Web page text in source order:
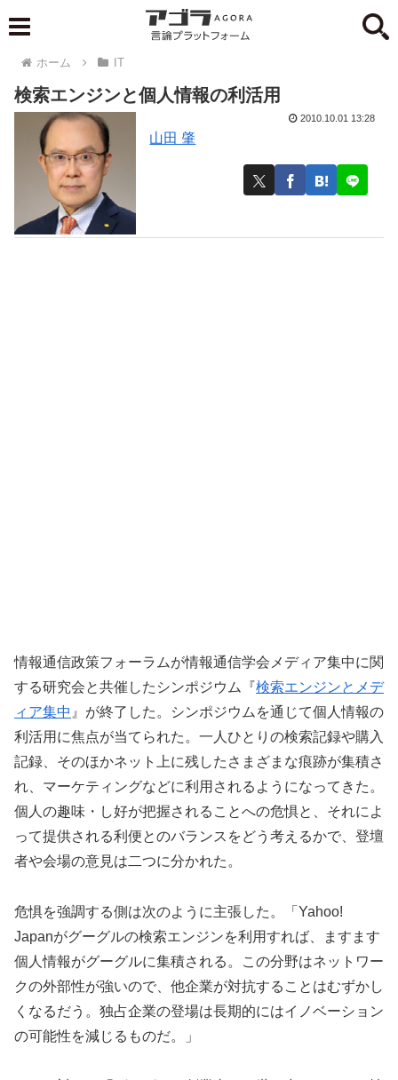
ホーム IT
検索エンジンと個人情報の利活用
山田 肇
2010.10.01 13:28
情報通信政策フォーラムが情報通信学会メディア集中に関
する研究会と共催したシンポジウム『検索エンジンとメデ
ィア集中 』が終了した。シンポジウムを通じて個人情報の
利活用に焦点が当てられた。一人ひとりの検索記録や購入
記録、そのほかネット上に残したさまざまな痕跡が集積さ
れ、マーケティングなどに利用されるようになってきた。
個人の趣味・し好が把握されることへの危惧と、それによ
って提供される利便とのバランスをどう考えるかで、登壇
者や会場の意見は二つに分かれた。
危惧を強調する側は次のように主張した。「Yahoo!
Japanがグーグルの検索エンジンを利用すれば、ますます
個人情報がグーグルに集積される。この分野はネットワー
クの外部性が強いので、他企業が対抗することはむずかし
くなるだう。独占企業の登場は長期的にはイノベーション
の可能性を減じるものだ。」